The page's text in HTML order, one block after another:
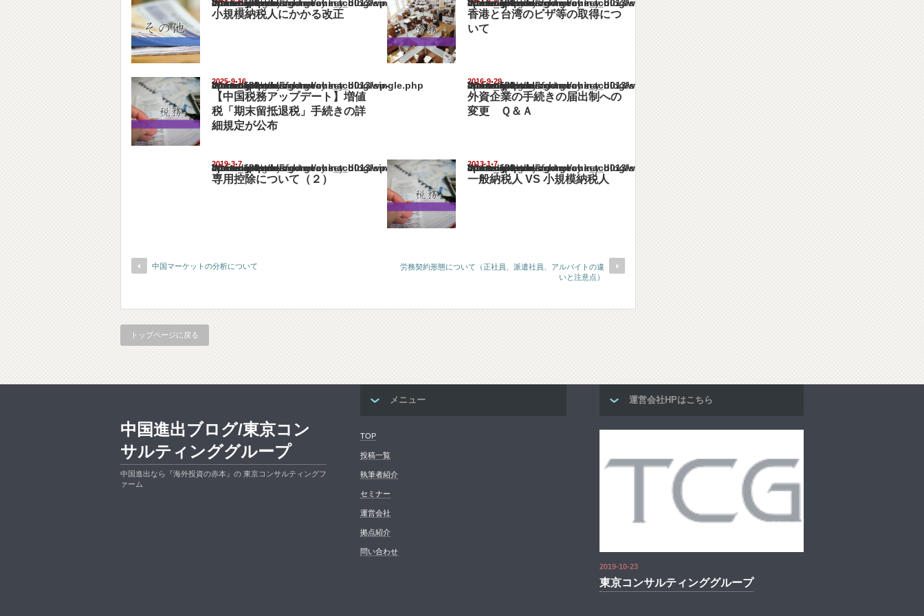
Warning
: Undefined array key "show_category" in
/home/netst/kuno-cpa.co.jp/public_html/china_blog/wp-content/themes/gorgeous_tcd013/single.php
on line183
小規模納税人にかかる改正
Warning
: Undefined array key "show_category" in
/home/netst/kuno-cpa.co.jp/public_html/china_blog/wp-content/themes/gorgeous_tcd013/single.php
on line183
香港と台湾のビザ等の取得につ
いて
2025-9-16
Warning
: Undefined array key "show_category" in
/home/netst/kuno-cpa.co.jp/public_html/china_blog/wp-content/themes/gorgeous_tcd013/single.php
on line183
【中国税務アップデート】増値
税「期末留抵退税」手続きの詳
細規定が公布
2016-9-29
Warning
: Undefined array key "show_category" in
/home/netst/kuno-cpa.co.jp/public_html/china_blog/wp-content/themes/gorgeous_tcd013/single.php
on line183
外資企業の手続きの届出制への
変更 Ｑ＆Ａ
2019-3-7
Warning
: Undefined array key "show_category" in
/home/netst/kuno-cpa.co.jp/public_html/china_blog/wp-content/themes/gorgeous_tcd013/single.php
on line183
専用控除について（２）
2013-1-7
Warning
: Undefined array key "show_category" in
/home/netst/kuno-cpa.co.jp/public_html/china_blog/wp-content/themes/gorgeous_tcd013/single.php
on line183
一般納税人 VS 小規模納税人
中国マーケットの分析について
労務契約形態について（正社員、派遣社員、アルバイトの違
いと注意点）
トップページに戻る
メニュー
TOP
投稿一覧
執筆者紹介
セミナー
運営会社
拠点紹介
問い合わせ
運営会社HPはこちら
2019-10-23
東京コンサルティンググループ
中国進出ブログ/東京コン
サルティンググループ
中国進出なら『海外投資の赤本』の 東京コンサルティングフ
ァーム